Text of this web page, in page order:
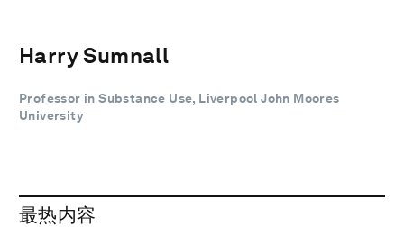
Harry Sumnall
Professor in Substance Use, Liverpool John Moores
University
最热内容